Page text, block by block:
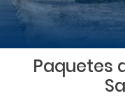
Paquetes